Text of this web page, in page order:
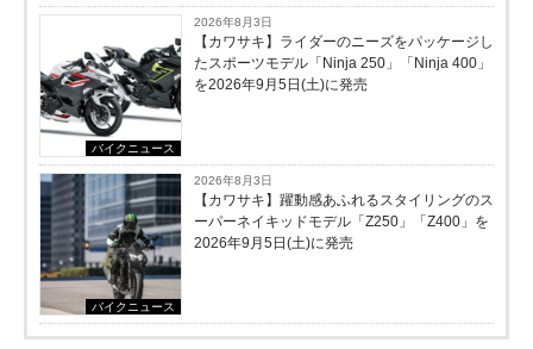
バイクニュース
2026年8月3日
【カワサキ】ライダーのニーズをパッケージし
たスポーツモデル「Ninja 250」「Ninja 400」
を2026年9月5日(土)に発売
バイクニュース
2026年8月3日
【カワサキ】躍動感あふれるスタイリングのス
ーパーネイキッドモデル「Z250」「Z400」を
2026年9月5日(土)に発売